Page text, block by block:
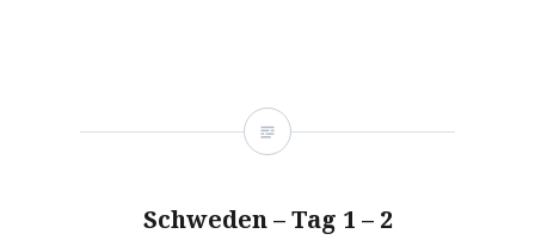
Schweden – Tag 1 – 2